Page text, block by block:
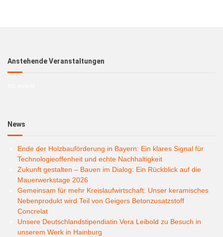
Anstehende Veranstaltungen
News
Ende der Holzbauförderung in Bayern: Ein klares Signal für
Technologieoffenheit und echte Nachhaltigkeit
Zukunft gestalten – Bauen im Dialog: Ein Rückblick auf die
Mauerwerkstage 2026
Gemeinsam für mehr Kreislaufwirtschaft: Unser keramisches
Nebenprodukt wird Teil von Geigers Betonzusatzstoff
Concrelat
Unsere Deutschlandstipendiatin Vera Leibold zu Besuch in
unserem Werk in Hainburg